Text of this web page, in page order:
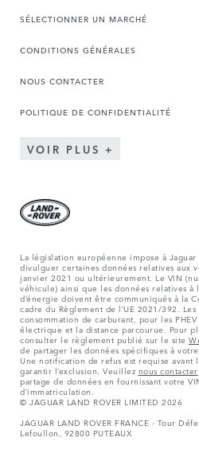
SÉLECTIONNER UN MARCHÉ
CONDITIONS GÉNÉRALES
NOUS CONTACTER
POLITIQUE DE CONFIDENTIALITÉ
VOIR PLUS
La législation européenne impose à
divulguer certaines données relatives aux
janvier 2021 ou ultérieurement. Le VIN
véhicule) ainsi que les données relatives à
d’énergie doivent être communiqués à la
cadre du Règlement de l’UE 2021/392.
consommation de carburant, pour les
électrique et la distance parcourue. Pour
consulter le règlement publié sur le site
de partager les données spécifiques à
Une notification de refus est requise avant
garantir l’exclusion. Veuillez nous contacter
partage de données en fournissant votre
d’immatriculation.
© JAGUAR LAND ROVER LIMITED 2026
JAGUAR LAND ROVER FRANCE - Tour
Lefoullon, 92800 PUTEAUX